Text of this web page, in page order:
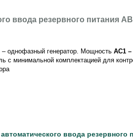
ввода резервного питания
– однофазный генератор. МощностьАС1 –
с минимальной комплектацией для
ввода резервного